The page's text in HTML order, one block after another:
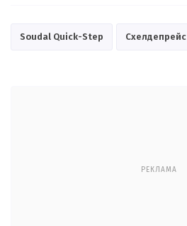
Soudal Quick-Step Схелдепрейс
РЕКЛАМА